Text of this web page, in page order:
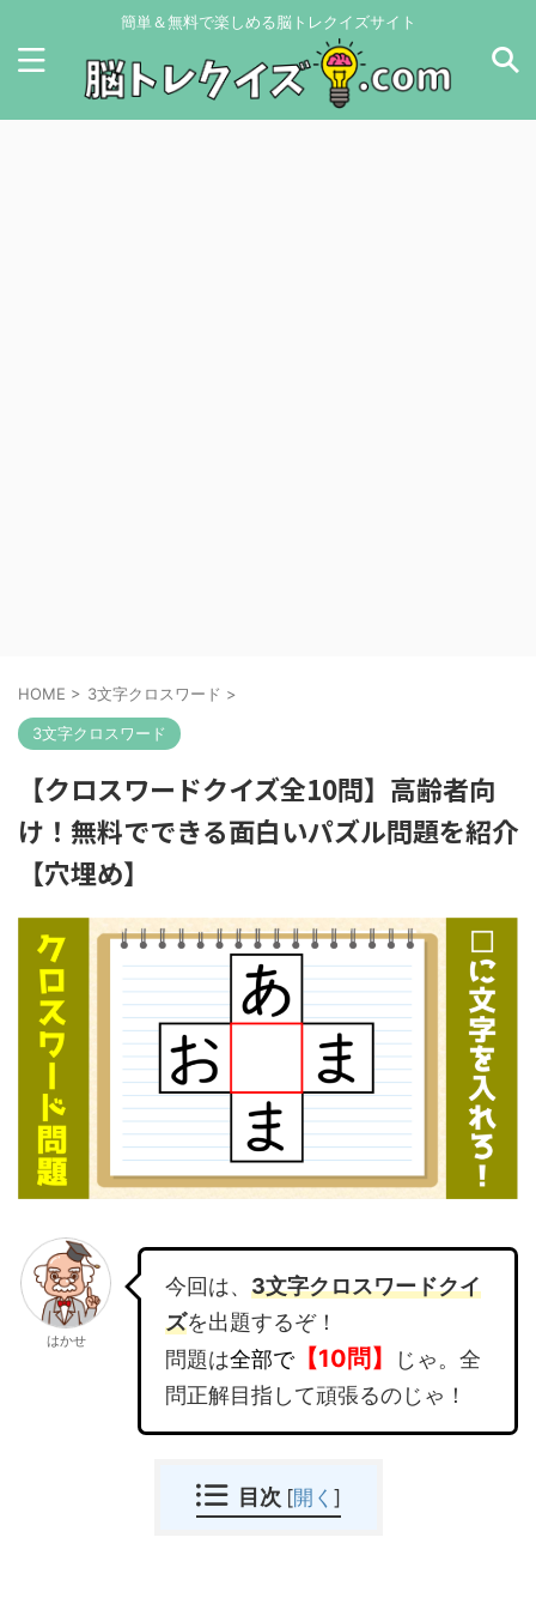
簡単＆無料で楽しめる脳トレクイズサイト
HOME > 3文字クロスワード >
3文字クロスワード
【クロスワードクイズ全10問】高齢者向
け！無料でできる面白いパズル問題を紹介
【穴埋め】
はかせ
今回は、 3文字クロスワードクイ
ズを出題するぞ！
問題は全部で【10問】
じゃ。全
問正解目指して頑張るのじゃ！
目次 [開く ]